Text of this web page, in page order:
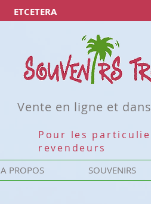
ETCETERA
Vente en ligne et
Pour les
revendeurs
A PROPOS SOUVENIRS